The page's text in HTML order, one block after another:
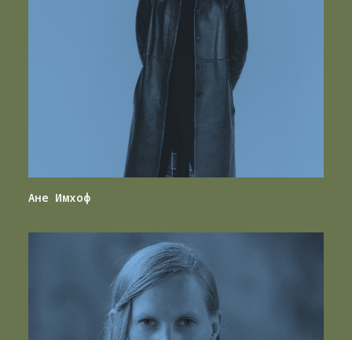
Ане Имхоф